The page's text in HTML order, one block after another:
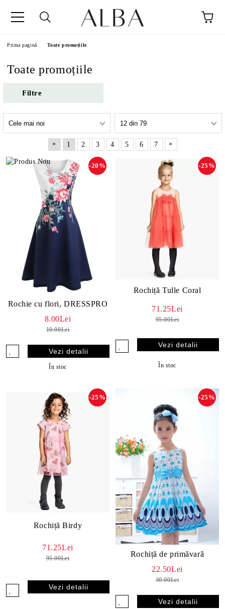
Prima pagină Toate promoțiile
Toate promoțiile
Filtre
« 1 2 3 4 5 6 7 »
Rochie cu flori, DRESSPRO
-20%
8.00Lei
10.00Lei
Vezi detalii
În stoc
Rochiță Tulle Coral
-25%
71.25Lei
95.00Lei
Vezi detalii
În stoc
Rochiță Birdy
-25%
71.25Lei
95.00Lei
Vezi detalii
Rochiță de primăvară
-25%
22.50Lei
30.00Lei
Vezi detalii